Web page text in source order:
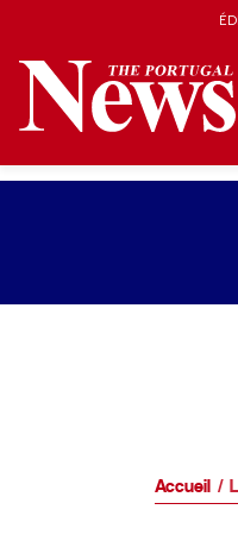
Accueil